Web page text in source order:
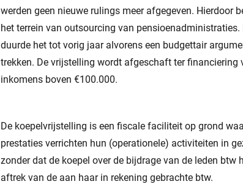
werden geen nieuwe rulings meer afgegeven. Hierdoor
het terrein van outsourcing van
duurde het tot vorig jaar alvorens een budgettair
trekken. De vrijstelling wordt afgeschaft ter
inkomens boven €100.000.
De koepelvrijstelling is een fiscale faciliteit op grond
prestaties verrichten hun (operationele) activiteiten in
zonder dat de koepel over de bijdrage van de leden btw
aftrek van de aan haar in rekening gebrachte btw.